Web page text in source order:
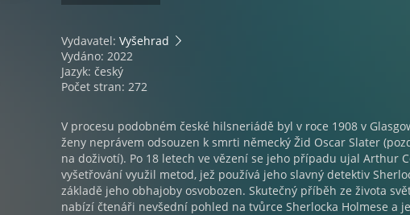
Vydavatel: Vyšehrad
Vydáno: 2022
Jazyk: český
Počet stran: 272
V procesu podobném české hilsneriádě byl v roce 1908 v
ženy neprávem odsouzen k smrti německý Žid Oscar Slater
na doživotí). Po 18 letech ve vězení se jeho případu ujal Arthur
vyšetřování využil metod, jež používá jeho slavný detektiv
základě jeho obhajoby osvobozen. Skutečný příběh ze života
nabízí čtenáři nevšední pohled na tvůrce Sherlocka Holmese a